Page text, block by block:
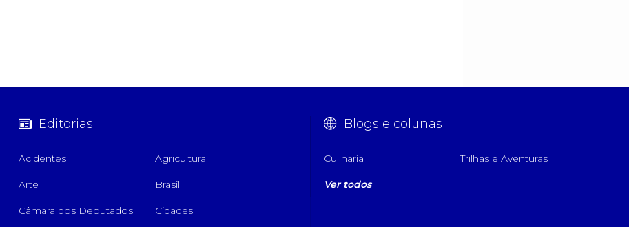
Editorias
Acidentes Agricultura
Arte Brasil
Câmara dos Deputados Cidades
Blogs e colunas
Culinaría Trilhas e Aventuras
Ver todos